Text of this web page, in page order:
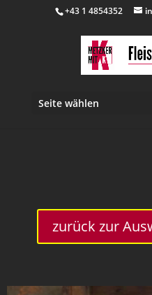
+43 1 4854352
Seite wählen
zurück zur